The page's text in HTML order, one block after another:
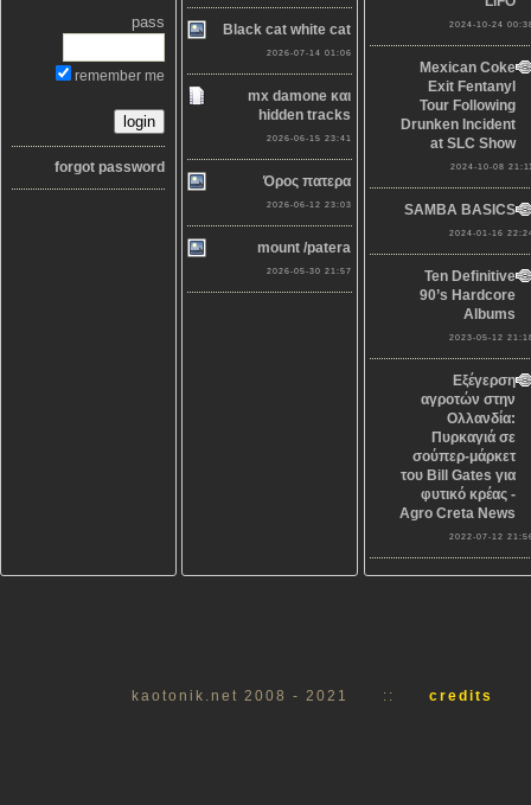
pass
remember me
forgot password
Black cat white cat
2026-07-14 01:06
mx damone και
hidden tracks
2026-06-15 23:41
Όρος πατερα
2026-06-12 23:03
mount /patera
2026-05-30 21:57
2024-10-24
Mexican Coke
Exit Fentanyl
Tour Following
Drunken Incident
at SLC Show
2024-10-08
SAMBA BASICS
2024-01-16
Ten Definitive
90’s Hardcore
Albums
2023-05-12
Εξέγερση
αγροτών στην
Ολλανδία:
Πυρκαγιά σε
σούπερ-μάρκετ
του Bill Gates για
φυτικό κρέας -
Agro Creta News
2022-07-12
kaotonik.net 2008 - 2021 :: credits